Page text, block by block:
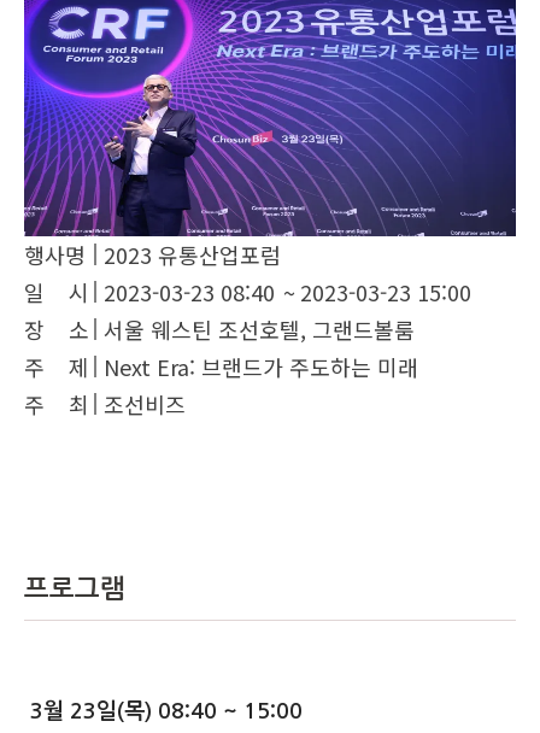
행사명
2023 유통산업포럼
일 시
2023-03-23 08:40 ~ 2023-03-23 15:00
장 소 서울 웨스틴 조선호텔, 그랜드볼룸
주 제
Next Era: 브랜드가 주도하는 미래
주 최
조선비즈
프로그램
3월 23일(목) 08:40 ~ 15:00